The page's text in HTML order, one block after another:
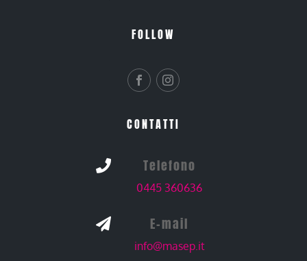
FOLLOW
CONTATTI
 Telefono
0445 360636
 E-mail
info@masep.it